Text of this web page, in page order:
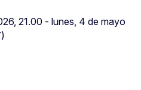
21.00 - lunes, 4 de mayo